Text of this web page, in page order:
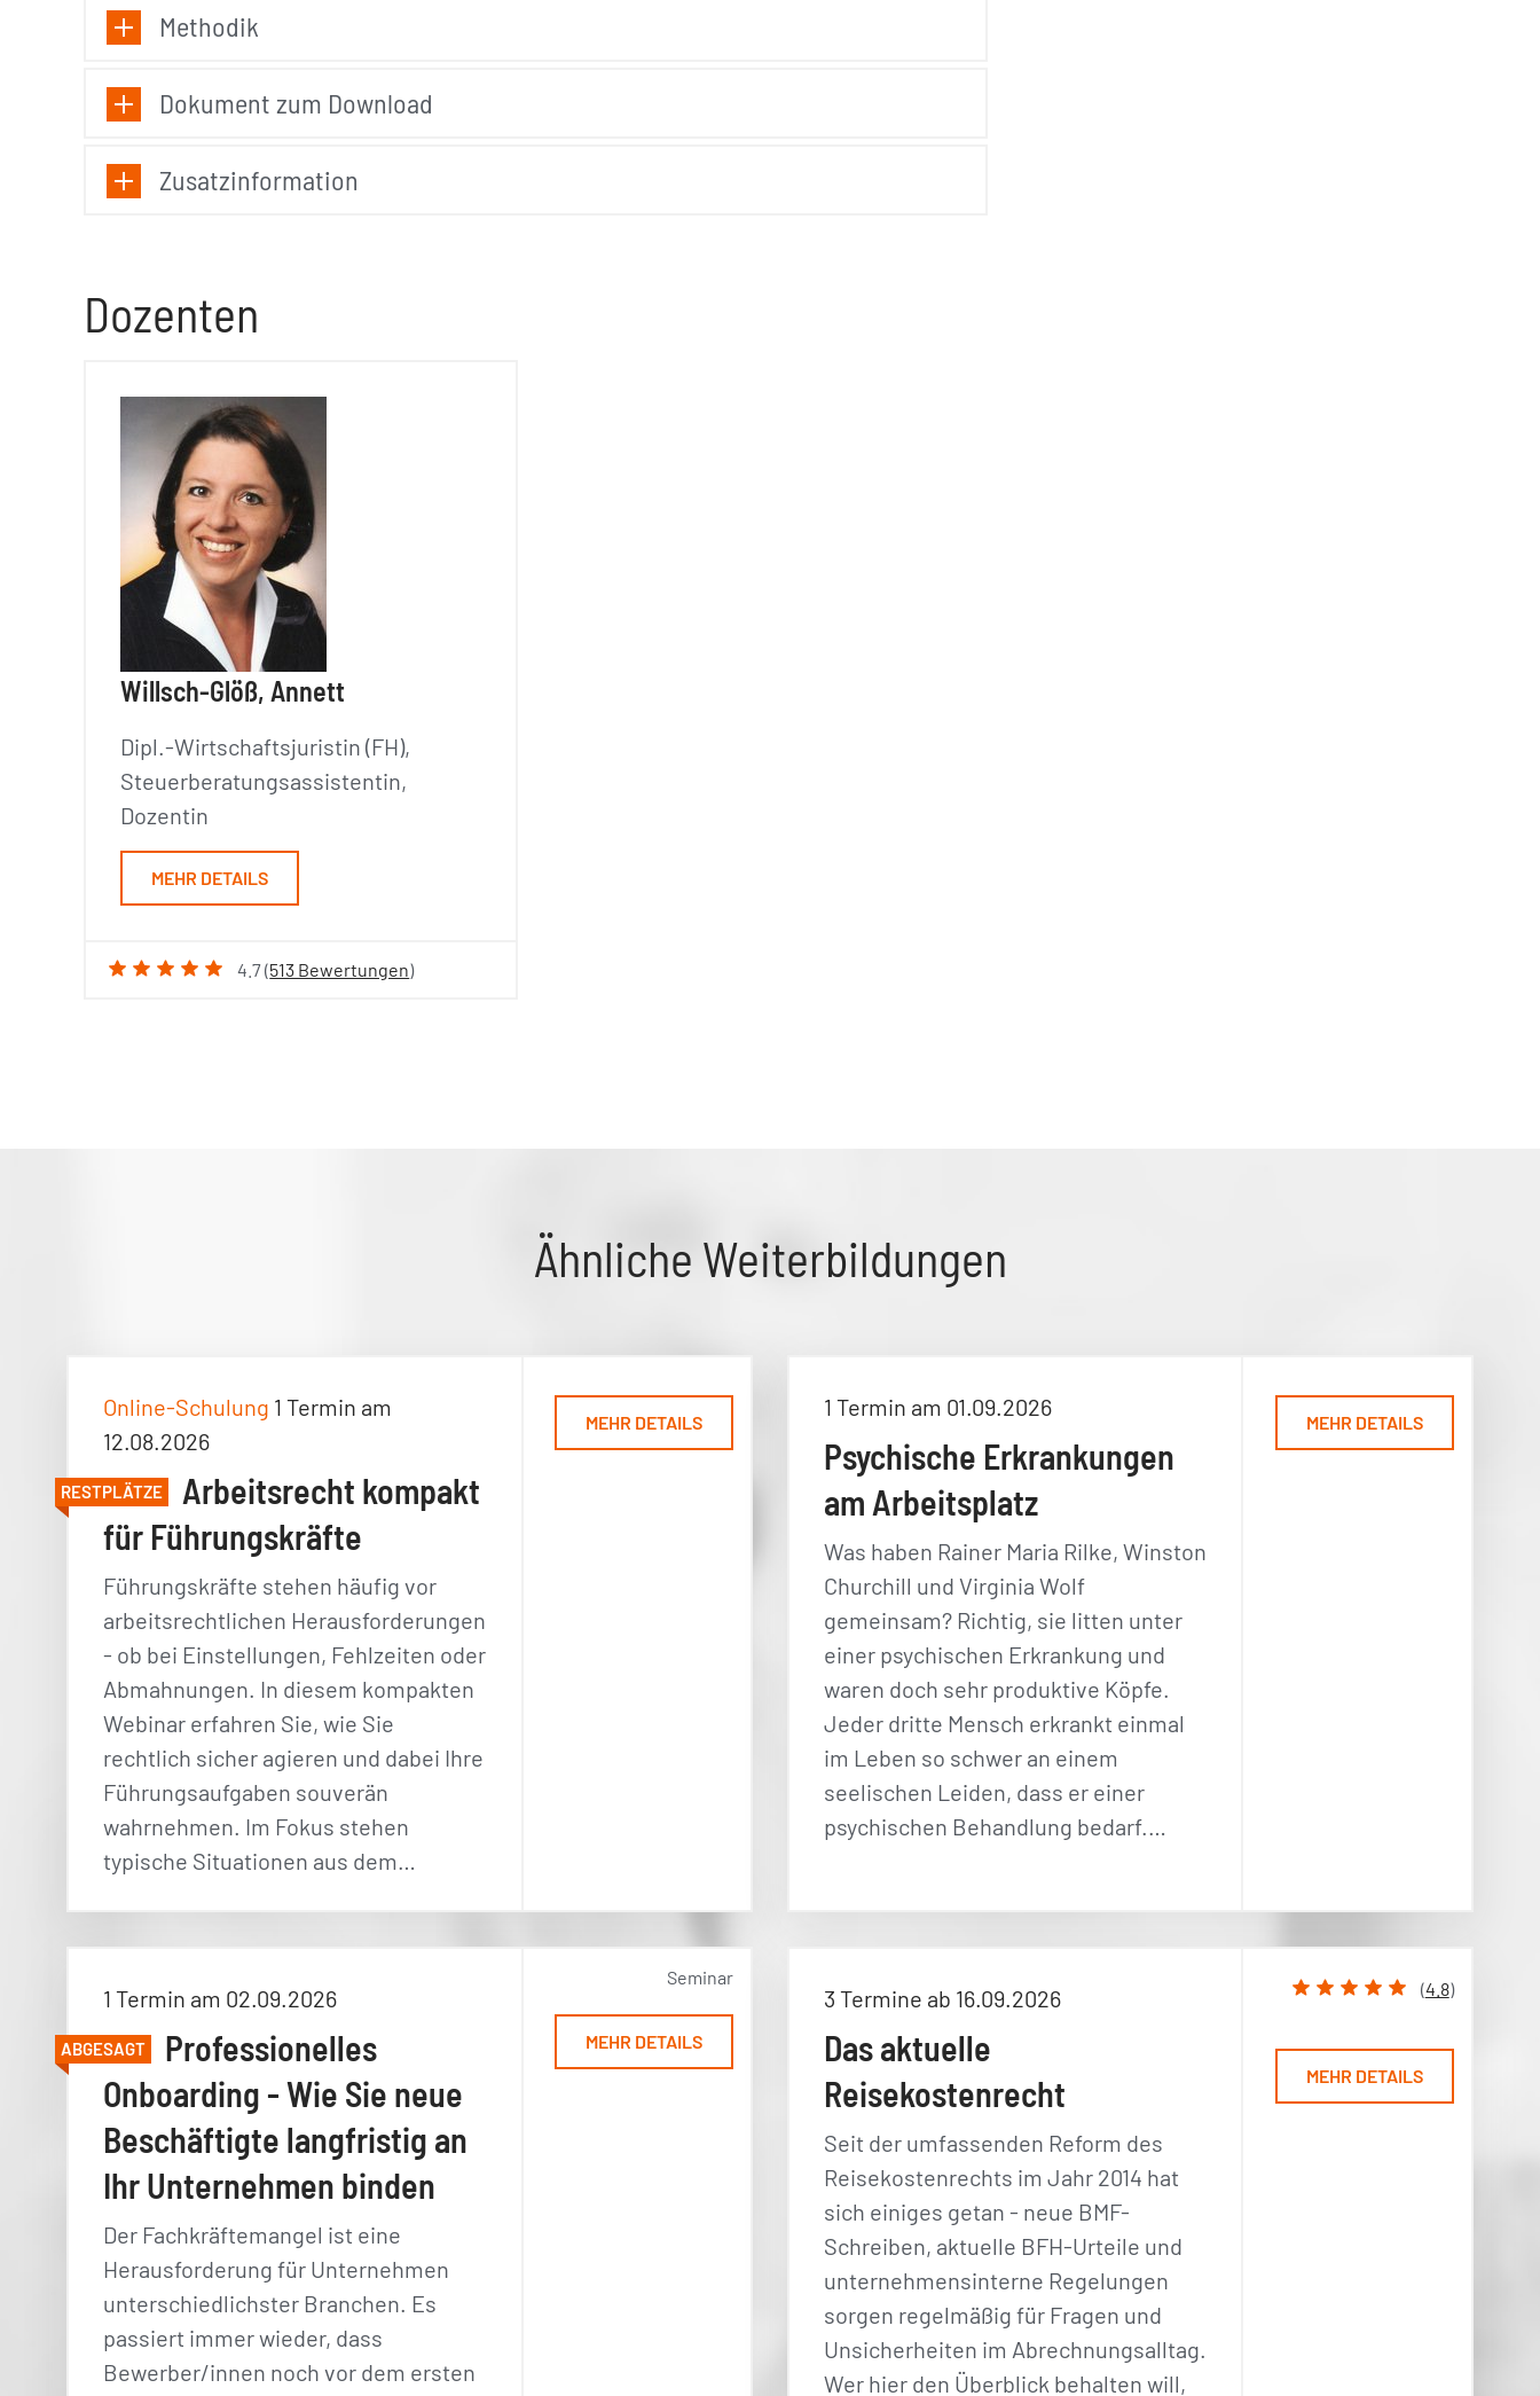
Methodik
Dokument zum Download
Zusatzinformation
Dozenten
Willsch-Glöß, Annett
Dipl.-Wirtschaftsjuristin (FH),
Steuerberatungsassistentin,
Dozentin
MEHR DETAILS
4.7 (513 Bewertungen)
Ähnliche Weiterbildungen
Online-Schulung 1 Termin am
12.08.2026
RESTPLÄTZE
Arbeitsrecht kompakt
für Führungskräfte
Führungskräfte stehen häufig vor
arbeitsrechtlichen Herausforderungen
- ob bei Einstellungen, Fehlzeiten oder
Abmahnungen. In diesem kompakten
Webinar erfahren Sie, wie Sie
rechtlich sicher agieren und dabei Ihre
Führungsaufgaben souverän
wahrnehmen. Im Fokus stehen
typische Situationen aus dem…
MEHR DETAILS
1 Termin am 01.09.2026
Psychische Erkrankungen
am Arbeitsplatz
Was haben Rainer Maria Rilke, Winston
Churchill und Virginia Wolf
gemeinsam? Richtig, sie litten unter
einer psychischen Erkrankung und
waren doch sehr produktive Köpfe.
Jeder dritte Mensch erkrankt einmal
im Leben so schwer an einem
seelischen Leiden, dass er einer
psychischen Behandlung bedarf.…
MEHR DETAILS
1 Termin am 02.09.2026
ABGESAGT
Professionelles
Onboarding - Wie Sie neue
Beschäftigte langfristig an
Ihr Unternehmen binden
Der Fachkräftemangel ist eine
Herausforderung für Unternehmen
unterschiedlichster Branchen. Es
passiert immer wieder, dass
Bewerber/innen noch vor dem ersten
Seminar
MEHR DETAILS
3 Termine ab 16.09.2026
Das aktuelle
Reisekostenrecht
Seit der umfassenden Reform des
Reisekostenrechts im Jahr 2014 hat
sich einiges getan - neue BMF-
Schreiben, aktuelle BFH-Urteile und
unternehmensinterne Regelungen
sorgen regelmäßig für Fragen und
Unsicherheiten im Abrechnungsalltag.
Wer hier den Überblick behalten will,
(4.8)
MEHR DETAILS